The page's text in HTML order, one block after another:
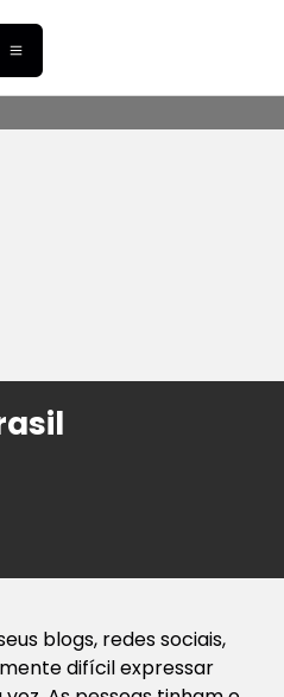
blogs, redes sociais,
difícil expressar